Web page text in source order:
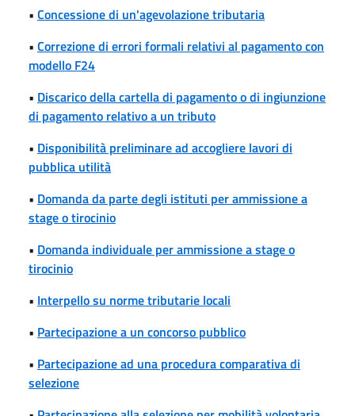
• Concessione di un'agevolazione tributaria
• Correzione di errori formali relativi al pagamento con
modello F24
• Discarico della cartella di pagamento o di ingiunzione
di pagamento relativo a un tributo
• Disponibilità preliminare ad accogliere lavori di
pubblica utilità
• Domanda da parte degli istituti per ammissione a
stage o tirocinio
• Domanda individuale per ammissione a stage o
tirocinio
• Interpello su norme tributarie locali
• Partecipazione a un concorso pubblico
• Partecipazione ad una procedura comparativa di
selezione